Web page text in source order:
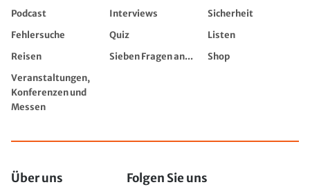
Podcast
Interviews
Sicherheit
Fehlersuche
Quiz
Listen
Reisen
Sieben Fragen an...
Shop
Veranstaltungen,
Konferenzen und
Messen
Über uns Folgen Sie uns